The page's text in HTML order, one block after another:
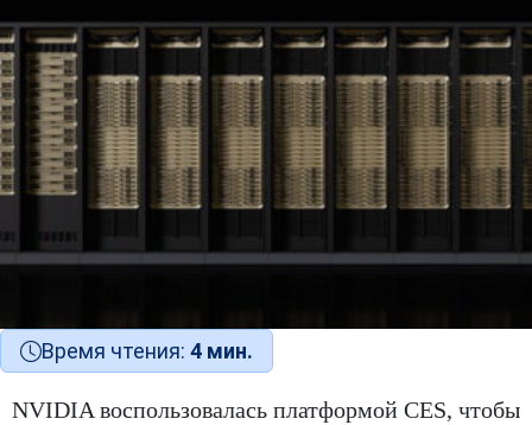
Время чтения: 4 мин.
NVIDIA воспользовалась платформой CES, чтобы